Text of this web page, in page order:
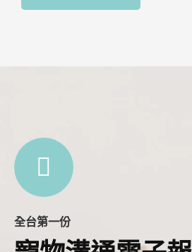
全台第一份